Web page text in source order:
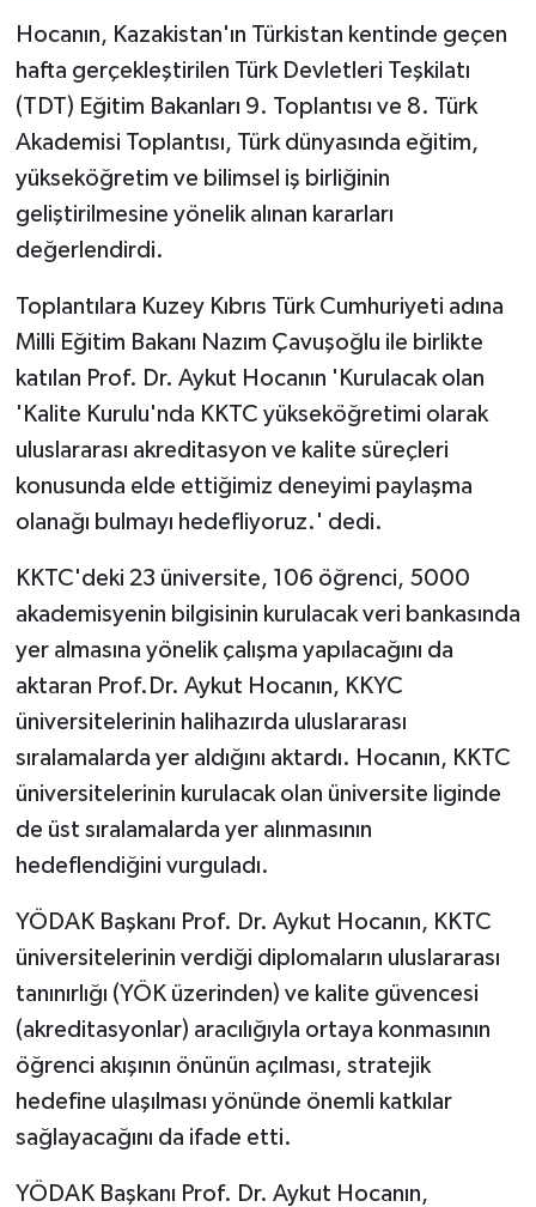
Hocanın, Kazakistan'ın Türkistan kentinde geçen
hafta gerçekleştirilen Türk Devletleri Teşkilatı
(TDT) Eğitim Bakanları 9. Toplantısı ve 8. Türk
Akademisi Toplantısı, Türk dünyasında eğitim,
yükseköğretim ve bilimsel iş birliğinin
geliştirilmesine yönelik alınan kararları
değerlendirdi.
Toplantılara Kuzey Kıbrıs Türk Cumhuriyeti adına
Milli Eğitim Bakanı Nazım Çavuşoğlu ile birlikte
katılan Prof. Dr. Aykut Hocanın 'Kurulacak olan
'Kalite Kurulu'nda KKTC yükseköğretimi olarak
uluslararası akreditasyon ve kalite süreçleri
konusunda elde ettiğimiz deneyimi paylaşma
olanağı bulmayı hedefliyoruz.' dedi.
KKTC'deki 23 üniversite, 106 öğrenci, 5000
akademisyenin bilgisinin kurulacak veri bankasında
yer almasına yönelik çalışma yapılacağını da
aktaran Prof.Dr. Aykut Hocanın, KKYC
üniversitelerinin halihazırda uluslararası
sıralamalarda yer aldığını aktardı. Hocanın, KKTC
üniversitelerinin kurulacak olan üniversite liginde
de üst sıralamalarda yer alınmasının
hedeflendiğini vurguladı.
YÖDAK Başkanı Prof. Dr. Aykut Hocanın, KKTC
üniversitelerinin verdiği diplomaların uluslararası
tanınırlığı (YÖK üzerinden) ve kalite güvencesi
(akreditasyonlar) aracılığıyla ortaya konmasının
öğrenci akışının önünün açılması, stratejik
hedefine ulaşılması yönünde önemli katkılar
sağlayacağını da ifade etti.
YÖDAK Başkanı Prof. Dr. Aykut Hocanın,
TEKNOLOJİ
TİCARET
YAŞAM